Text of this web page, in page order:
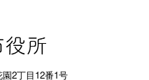
2丁目12番1号